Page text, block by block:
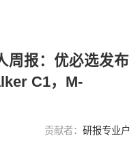
周报：优必选发布
C1，M-
贡献者： 研报专业户